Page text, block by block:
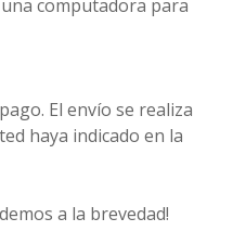
computadora para
El envío se realiza
haya indicado en la
a la brevedad!